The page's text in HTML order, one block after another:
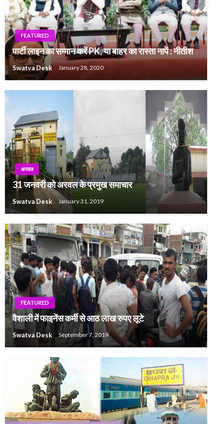
FEATURED
पार्टी लाइन का सम्मान करें PK, या बाहर का रास्ता नापें : नीतीश
Swatva Desk January 28, 2020
अरवल
31 जनवरी को अरवल के प्रमुख समाचार
Swatva Desk January 31, 2019
FEATURED
वैशाली में फाइनेंस कर्मी से आठ लाख रुपए लूटे
Swatva Desk September 7, 2019